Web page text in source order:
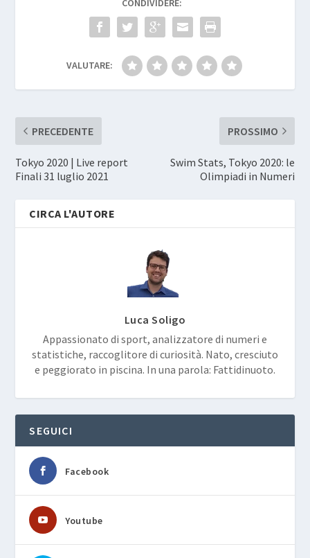
CONDIVIDERE:
VALUTARE:
PRECEDENTE
Tokyo 2020 | Live report
Finali 31 luglio 2021
PROSSIMO
Swim Stats, Tokyo 2020: le
Olimpiadi in Numeri
CIRCA L'AUTORE
Luca Soligo
Appassionato di sport, analizzatore di numeri e
statistiche, raccoglitore di curiosità. Nato, cresciuto
e peggiorato in piscina. In una parola: Fattidinuoto.
SEGUICI
Facebook
Youtube